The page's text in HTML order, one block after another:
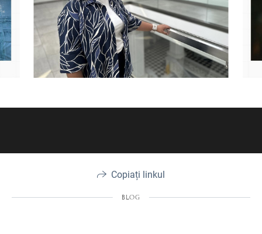
Copiați linkul
BLOG